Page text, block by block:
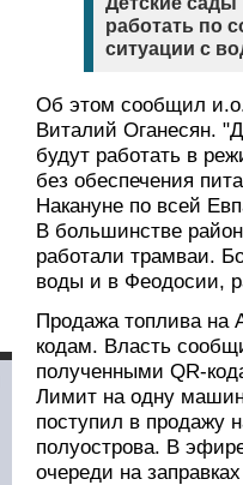
работать по
ситуации с
Об этом сообщил
Виталий Оганесян.
будут работать в
без обеспечения
Накануне по всей
В большинстве
работали трамваи.
воды и в Феодосии,
Продажа топлива на
кодам. Власть
полученными QR-
Лимит на одну
поступил в продажу
полуострова. В
очереди на